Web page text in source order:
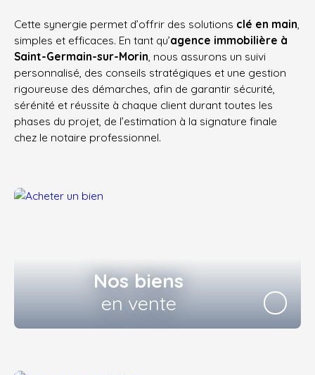
Cette synergie permet d’offrir des solutions clé en main,
simples et efficaces. En tant qu’agence immobilière à
Saint-Germain-sur-Morin, nous assurons un suivi
personnalisé, des conseils stratégiques et une gestion
rigoureuse des démarches, afin de garantir sécurité,
sérénité et réussite à chaque client durant toutes les
phases du projet, de l’estimation à la signature finale
chez le notaire professionnel.
Nos biens
en vente